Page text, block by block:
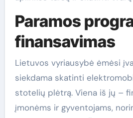
Paramos
finansavimas
Lietuvos vyriausybė ėmėsi
siekdama skatinti
stotelių plėtrą. Viena iš jų –
įmonėms ir gyventojams,